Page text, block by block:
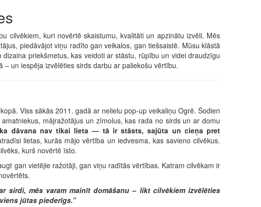
cilvēkiem, kuri novērtē skaistumu, kvalitāti un apzinātu izvēli. Mēs
piedāvājot viņu radīto gan veikalos, gan tiešsaistē. Mūsu klāstā
priekšmetus, kas veidoti ar stāstu, rūpību un videi draudzīgu
un iespēja izvēlēties sirds darbu ar paliekošu vērtību.
Viss sākās 2011. gadā ar nelielu pop-up veikaliņu Ogrē. Šodien
mājražotājus un zīmolus, kas rada no sirds un ar domu
dāvana nav tikai lieta — tā ir stāsts, sajūta un cieņa pret
lietas, kurās mājo vērtība un iedvesma, kas savieno cilvēkus.
kurš novērtē īsto.
gan vietējie ražotāji, gan viņu radītās vērtības. Katram cilvēkam ir
sirdi, mēs varam mainīt domāšanu – likt cilvēkiem izvēlēties
jūtas piederīgs.”